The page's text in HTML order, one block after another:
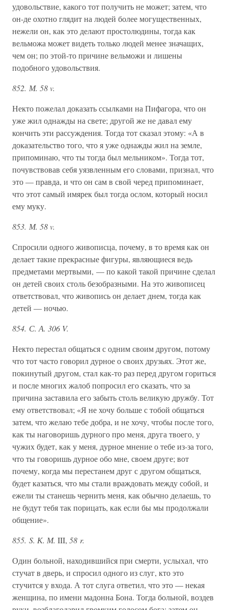
удовольствие, какого тот получить не может; затем, что
он-де охотно глядит на людей более могущественных,
нежели он, как это делают простолюдины, тогда как
вельможа может видеть только людей менее значащих,
чем он; по этой-то причине вельможи и лишены
подобного удовольствия.
852. М. 58 v.
Некто пожелал доказать ссылками на Пифагора, что он
уже жил однажды на свете; другой же не давал ему
кончить эти рассуждения. Тогда тот сказал этому: «А в
доказательство того, что я уже однажды жил на земле,
припоминаю, что ты тогда был мельником». Тогда тот,
почувствовав себя уязвленным его словами, признал, что
это — правда, и что он сам в свой черед припоминает,
что этот самый имярек был тогда ослом, который носил
ему муку.
853. М. 58 v.
Спросили одного живописца, почему, в то время как он
делает такие прекрасные фигуры, являющиеся ведь
предметами мертвыми, — по какой такой причине сделал
он детей своих столь безобразными. На это живописец
ответствовал, что живопись он делает днем, тогда как
детей — ночью.
854. С. А. 306 V.
Некто перестал общаться с одним своим другом, потому
что тот часто говорил дурное о своих друзьях. Этот же,
покинутый другом, стал как-то раз перед другом гориться
и после многих жалоб попросил его сказать, что за
причина заставила его забыть столь великую дружбу. Тот
ему ответствовал; «Я не хочу больше с тобой общаться
затем, что желаю тебе добра, и не хочу, чтобы после того,
как ты наговоришь дурного про меня, друга твоего, у
чужих будет, как у меня, дурное мнение о тебе из-за того,
что ты говоришь дурное обо мне, своем друге; вот
почему, когда мы перестанем друг с другом общаться,
будет казаться, что мы стали враждовать между собой, и
ежели ты станешь чернить меня, как обычно делаешь, то
не будут тебя так порицать, как если бы мы продолжали
общение».
855. S. К. М. III, 58 r.
Один больной, находившийся при смерти, услыхал, что
стучат в дверь, и спросил одного из слуг, кто это
стучится у входа. А тот слуга ответил, что это — некая
женщина, по имени мадонна Бона. Тогда больной, воздев